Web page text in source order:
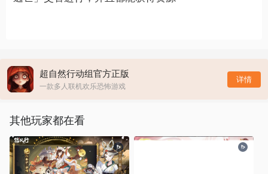
超自然行动组官方正版
一款多人联机欢乐恐怖游戏
详情
其他玩家都在看